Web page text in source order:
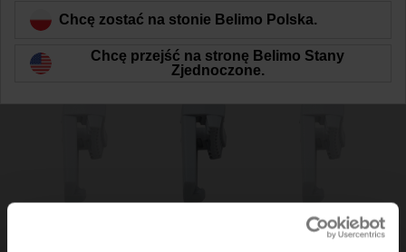
Chcę zostać na stonie Belimo Polska.
Chcę przejść na stronę Belimo Stany
Zjednoczone.